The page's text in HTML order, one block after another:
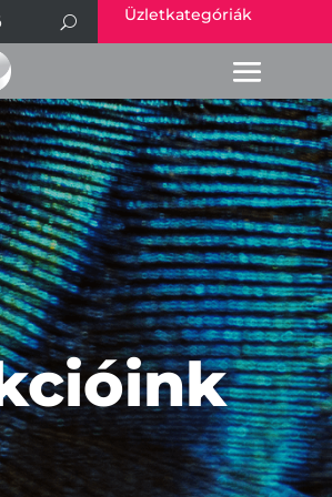
Üzletkategóriák